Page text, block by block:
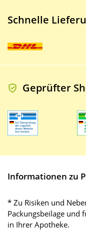
Schnelle
Geprüfter
Informationen zu
* Zu Risiken und
Packungsbeilage und
in Ihrer Apotheke.